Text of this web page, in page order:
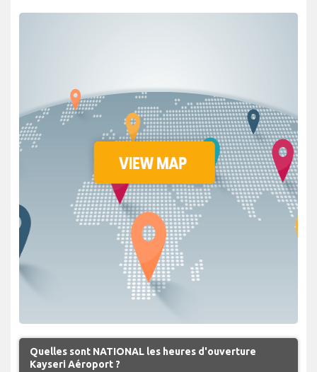
Quelles sont NATIONAL les heures d'ouverture
Kayseri Aéroport ?